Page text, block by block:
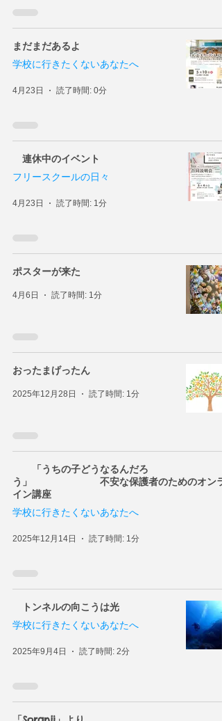
まだまだあるよ
学校に行きたくないあなたへ
4月23日 読了時間: 0分
連休中のイベント
フリースクールの日々
4月23日 読了時間: 1分
ポスターが来た
4月6日 読了時間: 1分
おったまげったん
2025年12月28日 読了時間: 1分
「うちの子どうなるんだろ
う」 不安な保護者のためのオンラ
イン講座
学校に行きたくないあなたへ
2025年12月14日 読了時間: 1分
トンネルの向こうは光
学校に行きたくないあなたへ
2025年9月4日 読了時間: 2分